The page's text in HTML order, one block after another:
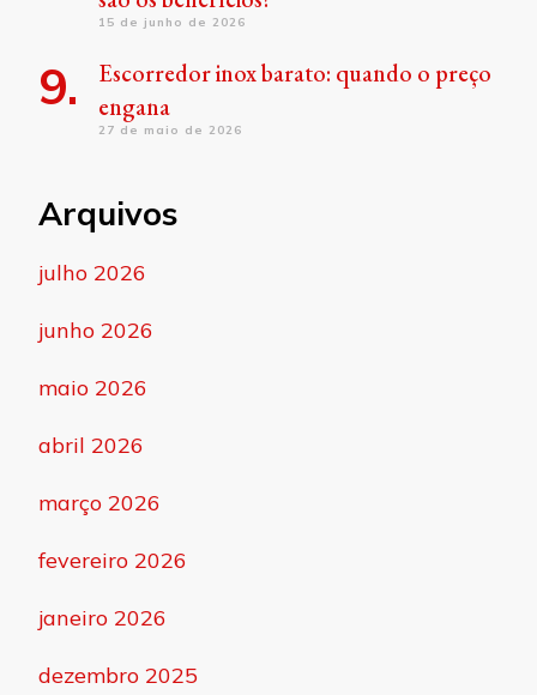
15 de junho de 2026
Escorredor inox barato: quando o preço
engana
27 de maio de 2026
Arquivos
julho 2026
junho 2026
maio 2026
abril 2026
março 2026
fevereiro 2026
janeiro 2026
dezembro 2025